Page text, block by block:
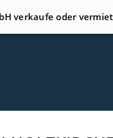
verkaufe oder